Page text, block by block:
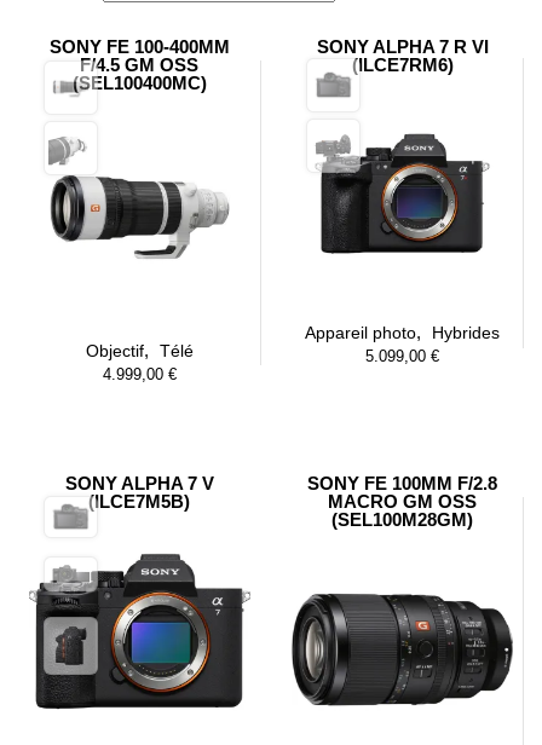
SONY FE 100-400MM
F/4.5 GM OSS
(SEL100400MC)
Objectif,
Télé
4.999,00 €
SONY ALPHA 7 R VI
(ILCE7RM6)
Appareil photo,
Hybrides
5.099,00€
SONY ALPHA 7 V
(ILCE7M5B)
SONY FE 100MM F/2.8
MACRO GM OSS
(SEL100M28GM)